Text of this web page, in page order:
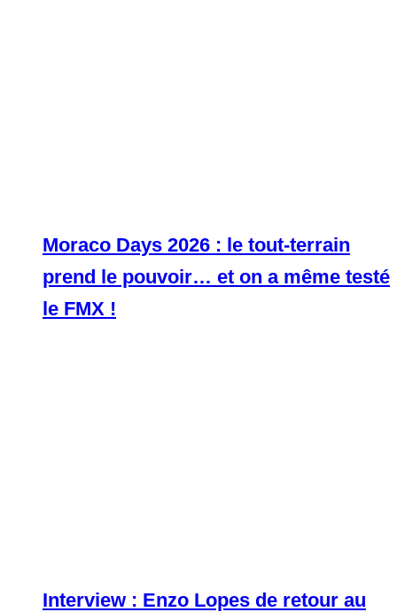
Moraco Days 2026 : le tout-terrain
prend le pouvoir… et on a même testé
le FMX !
Interview : Enzo Lopes de retour au